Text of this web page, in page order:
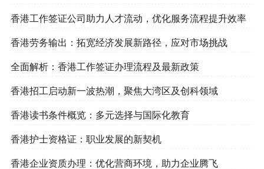
香港工作签证公司助力人才流动，优化服务流程提升效率
香港劳务输出：拓宽经济发展新路径，应对市场挑战
全面解析：香港工作签证办理流程及最新政策
香港招工启动新一波热潮，聚焦大湾区及创科领域
香港读书条件概览：多元选择与国际化教育
香港护士资格证：职业发展的新契机
香港企业资质办理：优化营商环境，助力企业腾飞